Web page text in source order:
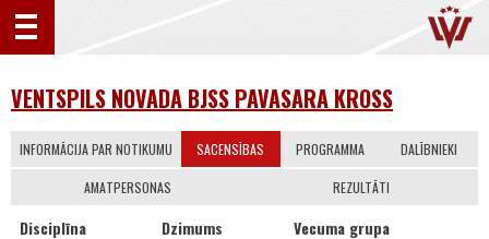
VENTSPILS NOVADA BJSS PAVASARA KROSS
INFORMĀCIJA PAR NOTIKUMU SACENSĪBAS PROGRAMMA DALĪBNIEKI
AMATPERSONAS REZULTĀTI
Disciplīna Dzimums Vecuma grupa